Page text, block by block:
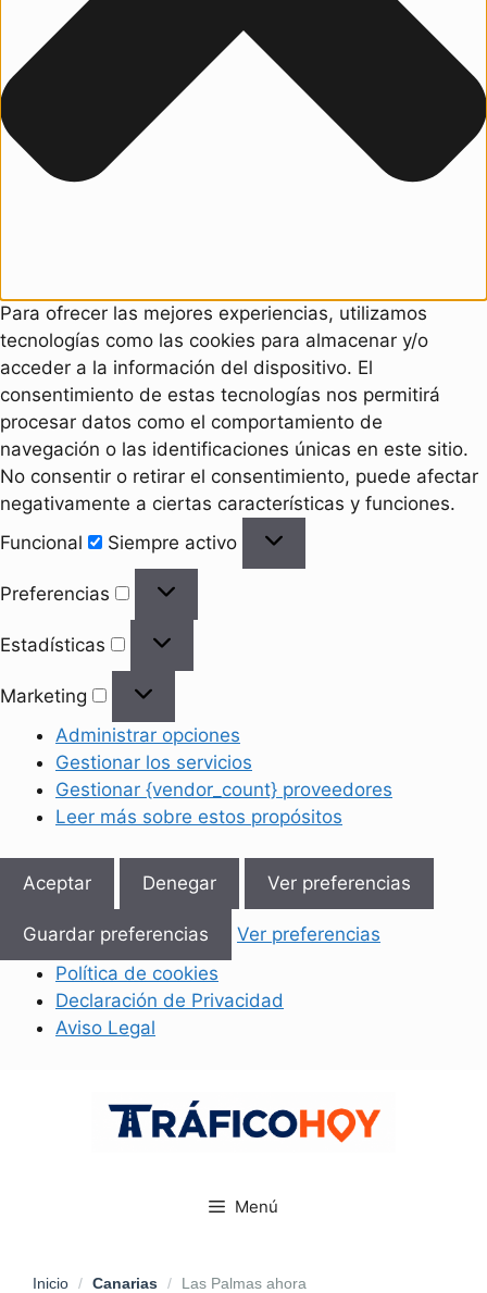
Para ofrecer las mejores experiencias, utilizamos
tecnologías como las cookies para almacenar y/o
acceder a la información del dispositivo. El
consentimiento de estas tecnologías nos permitirá
procesar datos como el comportamiento de
navegación o las identificaciones únicas en este sitio.
No consentir o retirar el consentimiento, puede afectar
negativamente a ciertas características y funciones.
Funcional
Siempre activo
Preferencias
Estadísticas
Marketing
Administrar opciones
Gestionar los servicios
Gestionar {vendor_count} proveedores
Leer más sobre estos propósitos
Aceptar Denegar Ver preferencias
Guardar preferencias
Ver preferencias
Política de cookies
Declaración de Privacidad
Aviso Legal
Menú
Inicio / Canarias / Las Palmas ahora